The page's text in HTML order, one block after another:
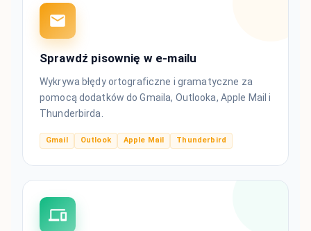
Sprawdź pisownię w e-mailu
Wykrywa błędy ortograficzne i gramatyczne za
pomocą dodatków do Gmaila, Outlooka, Apple Mail i
Thunderbirda.
Gmail Outlook Apple Mail Thunderbird